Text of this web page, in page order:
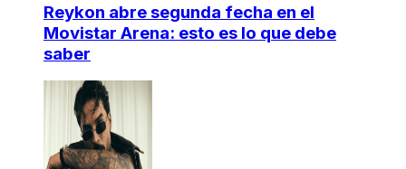
Reykon abre segunda fecha en el
Movistar Arena: esto es lo que debe
saber